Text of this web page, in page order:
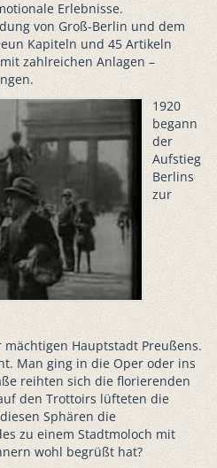
Erlebnisse.
von Groß-Berlin und dem
Kapiteln und 45 Artikeln
zahlreichen Anlagen –
1920
begann
der
Aufstieg
Berlins
zur
Hauptstadt Preußens.
Man ging in die Oper oder ins
reihten sich die florierenden
den Trottoirs lüfteten die
Sphären die
zu einem Stadtmoloch mit
wohl begrüßt hat?